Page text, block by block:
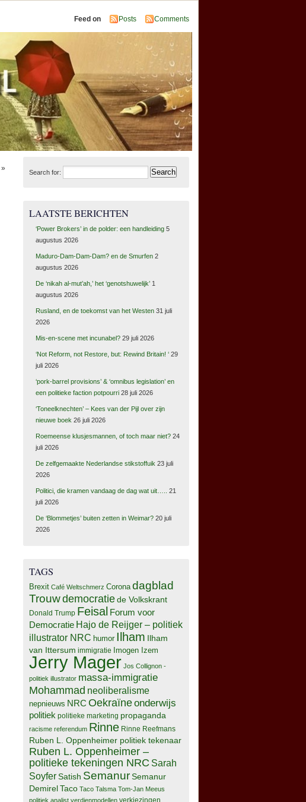
Feed on Posts Comments
» Search for:
LAATSTE BERICHTEN
‘Power Brokers’ in de polder: een handleiding 5
augustus 2026
Maduro-Dam-Dam-Dam? en de Smurfen 2
augustus 2026
De ‘nikah al-mut’ah,’ het ‘genotshuwelijk’ 1
augustus 2026
Rusland, en de toekomst van het Westen 31 juli
2026
Mis-en-scene met incunabel? 29 juli 2026
‘Not Reform, not Restore, but: Rewind Britain! ‘ 29
juli 2026
‘pork-barrel provisions’ & ‘omnibus legislation’ en
een politieke faction potpourri 28 juli 2026
‘Toneelknechten’ – Kees van der Pijl over zijn
nieuwe boek 26 juli 2026
Roemeense klusjesmannen, of toch maar niet? 24
juli 2026
De zelfgemaakte Nederlandse stikstoffuik 23 juli
2026
Politici, die kramen vandaag de dag wat uit…..
21
juli 2026
De ‘Blommetjes’ buiten zetten in Weimar? 20 juli
2026
TAGS
Brexit Café Weltschmerz Corona dagblad
Trouwdemocratiede Volkskrant
Donald Trump Feisal Forum voor
Democratie Hajo de Reijger – politiek
illustrator NRC humor Ilham Ilham
van Ittersum immigratie Imogen Izem
Jerry Mager Jos Collignon -
politiek illustrator massa-immigratie
Mohammad neoliberalisme
nepnieuws NRC Oekraïneonderwijs
politiek politieke marketing propaganda
racisme referendum Rinne Rinne Reefmans
Ruben L. Oppenheimer politiek tekenaar
Ruben L. Oppenheimer –
politieke tekeningen NRC Sarah
Soyfer Satish SemanurSemanur
DemirelTaco Taco Talsma Tom-Jan Meeus
politiek analist verdienmodellen verkiezingen